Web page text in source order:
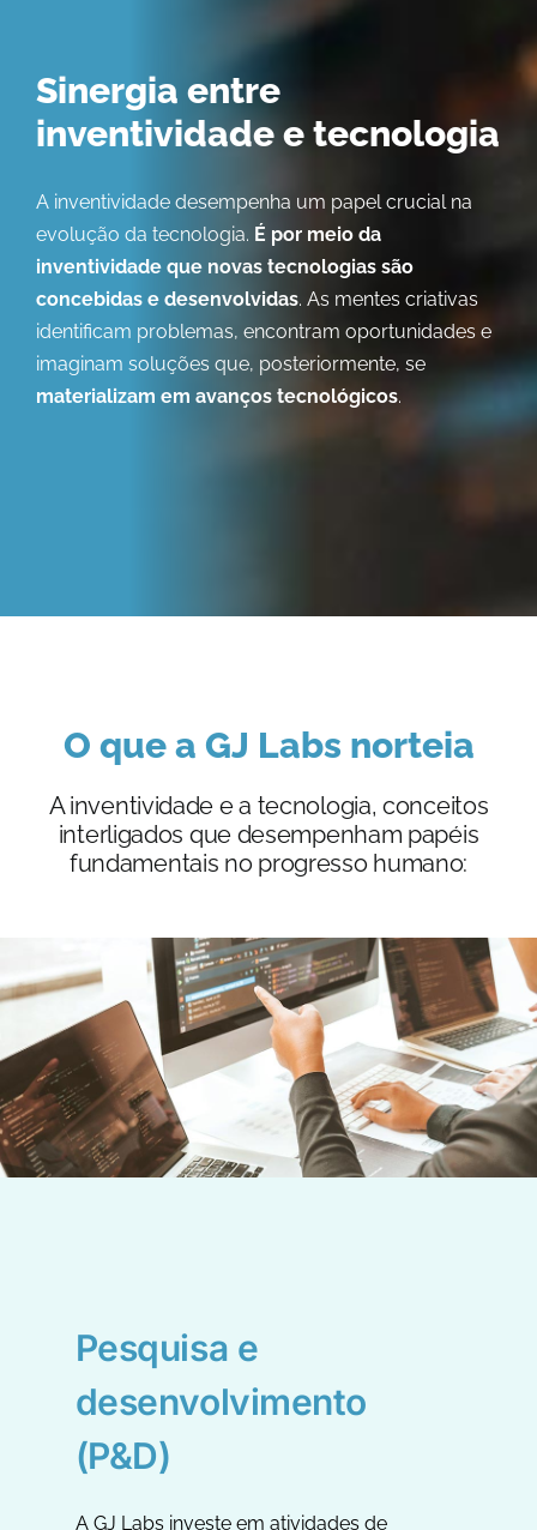
Sinergia entre
inventividadee tecnologia
A inventividade desempenha um papel crucial na
evolução da tecnologia. É por meio da
inventividade que novas tecnologias são
concebidas e desenvolvidas. As mentes criativas
identificam problemas, encontram oportunidades e
imaginam soluções que, posteriormente, se
materializam em avanços tecnológicos.
O que a GJ Labs norteia
A inventividade e a tecnologia, conceitos
interligados que desempenham papéis
fundamentais no progresso humano:
Pesquisa e
desenvolvimento
(P&D)
A GJ Labs investe em atividades de